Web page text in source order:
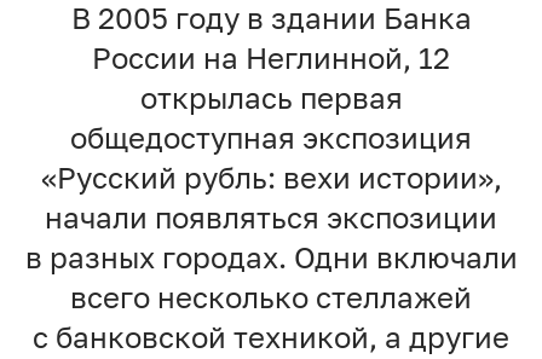
В 2005 году в здании Банка
России на Неглинной, 12
открылась первая
общедоступная экспозиция
«Русский рубль: вехи истории»,
начали появляться экспозиции
в разных городах. Одни включали
всего несколько стеллажей
с банковской техникой, а другие